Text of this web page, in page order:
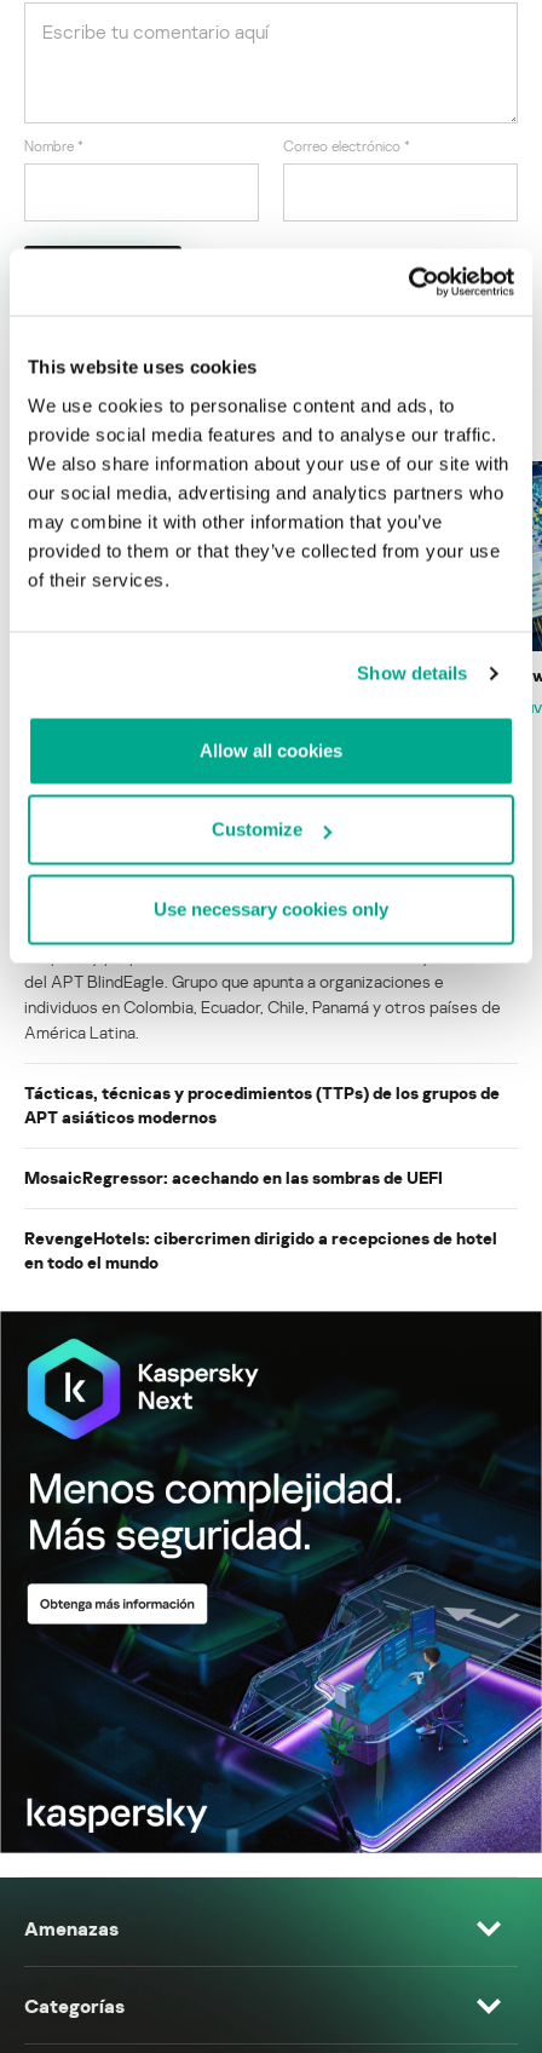
This website uses cookies
We use cookies to personalise content and ads, to
provide social media features and to analyse our traffic.
We also share information about your use of our site with
our social media, advertising and analytics partners who
may combine it with other information that you’ve
provided to them or that they’ve collected from your use
of their services.
Show details
Allow all cookies
Customize
Use necessary cookies only
Nombre * Correo electrónico *
ÚLTIMAS PUBLICACIONES
Estado del
MARC
INFORMES
BlindEagle vuela alto en LATAM
del APT BlindEagle. Grupo que apunta a organizaciones e
individuos en Colombia, Ecuador, Chile, Panamá y otros países de
América Latina.
Tácticas, técnicas y procedimientos (TTPs) de los grupos de
APT asiáticos modernos
MosaicRegressor: acechando en las sombras de UEFI
RevengeHotels: cibercrimen dirigido a recepciones de hotel
en todo el mundo
Amenazas
Categorías